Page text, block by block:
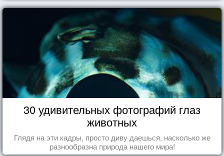
30 удивительных фотографий глаз
животных
Глядя на эти кадры, просто диву даешься, насколько же
разнообразна природа нашего мира!